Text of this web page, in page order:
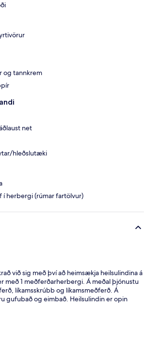
og tannkrem
net
hleðslutæki
í herbergi (rúmar fartölvur)
við sig með því að heimsækja heilsulindina á
með 1 meðferðarherbergi. Á meðal þjónustu
líkamsskrúbb og líkamsmeðferð. Á
gufubað og eimbað. Heilsulindin er opin